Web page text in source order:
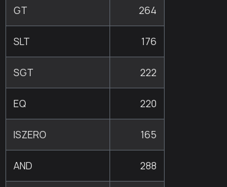
GT 264
SLT 176
SGT 222
EQ 220
ISZERO 165
AND 288